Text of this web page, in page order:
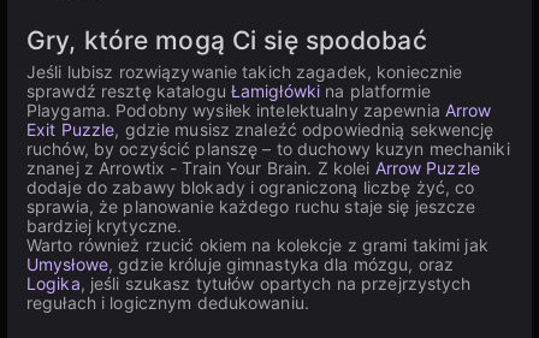
Gry, które mogą Ci się spodobać
Jeśli lubisz rozwiązywanie takich zagadek, koniecznie
sprawdź resztę katalogu Łamigłówki na platformie
Playgama. Podobny wysiłek intelektualny zapewnia Arrow
Exit Puzzle, gdzie musisz znaleźć odpowiednią sekwencję
ruchów, by oczyścić planszę – to duchowy kuzyn mechaniki
znanej z Arrowtix - Train Your Brain. Z kolei Arrow Puzzle
dodaje do zabawy blokady i ograniczoną liczbę żyć, co
sprawia, że planowanie każdego ruchu staje się jeszcze
bardziej krytyczne.
Warto również rzucić okiem na kolekcje z grami takimi jak
Umysłowe, gdzie króluje gimnastyka dla mózgu, oraz
Logika, jeśli szukasz tytułów opartych na przejrzystych
regułach i logicznym dedukowaniu.